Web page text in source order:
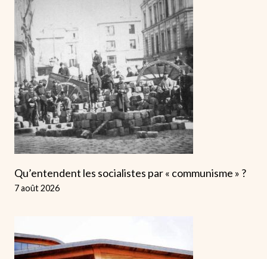
Qu’entendent les socialistes par « communisme » ?
7 août 2026